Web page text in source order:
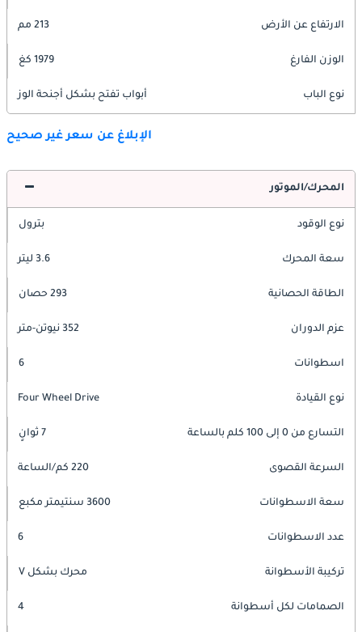
الارتفاع عن الأرض 213 مم
الوزن الفارغ 1979 كغ
نوع الباب أبواب تفتح بشكل أجنحة الوز
الإبلاغ عن سعر غير صحيح
المحرك/الموتور
نوع الوقود بترول
سعة المحرك 3.6 ليتر
الطاقة الحصانية 293 حصان
عزم الدوران 352 نيوتن-متر
اسطوانات 6
نوع القيادة Four Wheel Drive
التسارع من 0 إلى 100 كلم بالساعة 7 ثوانٍ
السرعة القصوى 220 كم/الساعة
سعة الاسطوانات 3600 سنتيمتر مكبع
عدد الاسطوانات 6
تركيبة الأسطوانة محرك بشكل V
الصمامات لكل أسطوانة 4